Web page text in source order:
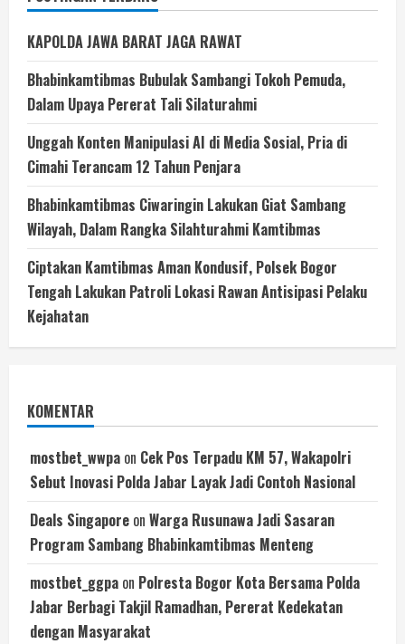
KAPOLDA JAWA BARAT JAGA RAWAT
Bhabinkamtibmas Bubulak Sambangi Tokoh Pemuda,
Dalam Upaya Pererat Tali Silaturahmi
Unggah Konten Manipulasi AI di Media Sosial, Pria di
Cimahi Terancam 12 Tahun Penjara
Bhabinkamtibmas Ciwaringin Lakukan Giat Sambang
Wilayah, Dalam Rangka Silahturahmi Kamtibmas
Ciptakan Kamtibmas Aman Kondusif, Polsek Bogor
Tengah Lakukan Patroli Lokasi Rawan Antisipasi Pelaku
Kejahatan
KOMENTAR
mostbet_wwpa on Cek Pos Terpadu KM 57, Wakapolri
Sebut Inovasi Polda Jabar Layak Jadi Contoh Nasional
Deals Singapore on Warga Rusunawa Jadi Sasaran
Program Sambang Bhabinkamtibmas Menteng
mostbet_ggpa on Polresta Bogor Kota Bersama Polda
Jabar Berbagi Takjil Ramadhan, Pererat Kedekatan
dengan Masyarakat